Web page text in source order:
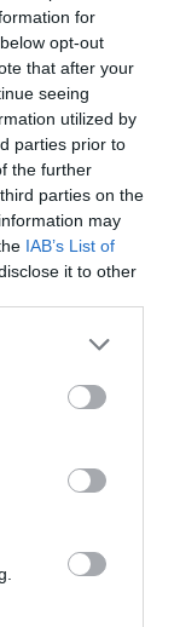
for
opt-out
that after your
seeing
utilized by
parties prior to
the further
parties on the
may
IAB’s List of
it to other
News
και τον